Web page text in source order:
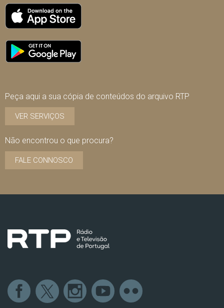
Peça aqui a sua cópia de conteúdos do arquivo RTP
VER SERVIÇOS
Não encontrou o que procura?
FALE CONNOSCO